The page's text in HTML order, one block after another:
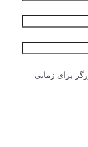
برای زمانی